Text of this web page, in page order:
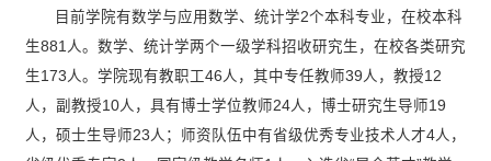
目前学院有数学与应用数学、统计学2个本科专业，在校本科
生881人。数学、统计学两个一级学科招收研究生，在校各类研究
生173人。学院现有教职工46人，其中专任教师39人，教授12
人，副教授10人，具有博士学位教师24人，博士研究生导师19
人，硕士生导师23人；师资队伍中有省级优秀专业技术人才4人，